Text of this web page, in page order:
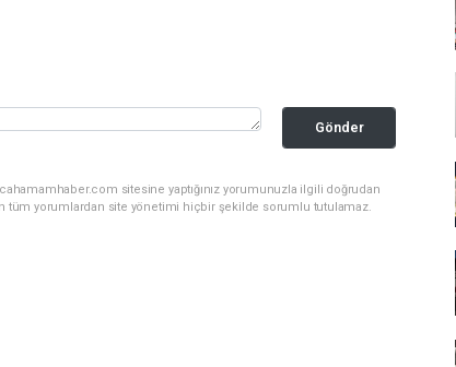
Gönder
sitesine yaptığınız yorumunuzla ilgili doğrudan
tüm yorumlardan site yönetimi hiçbir şekilde sorumlu tutulamaz.